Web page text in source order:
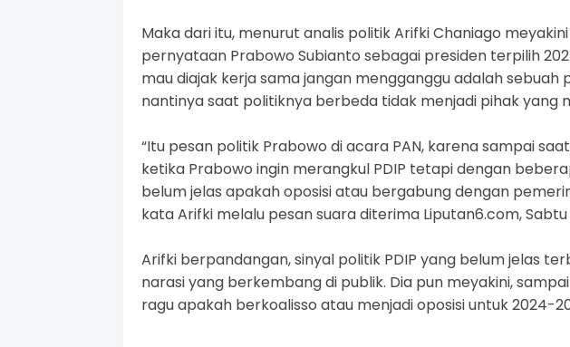
Maka dari itu, menurut analis politik Arifki Chaniago meyakini
pernyataan Prabowo Subianto sebagai presiden terpilih
mau diajak kerja sama jangan mengganggu adalah sebuah
nantinya saat politiknya berbeda tidak menjadi pihak yang
“Itu pesan politik Prabowo di acara PAN, karena sampai
ketika Prabowo ingin merangkul PDIP tetapi dengan
belum jelas apakah oposisi atau bergabung dengan
kata Arifki melalu pesan suara diterima Liputan6.com,
Arifki berpandangan, sinyal politik PDIP yang belum jelas
narasi yang berkembang di publik. Dia pun meyakini,
ragu apakah berkoalisso atau menjadi oposisi untuk 2024-